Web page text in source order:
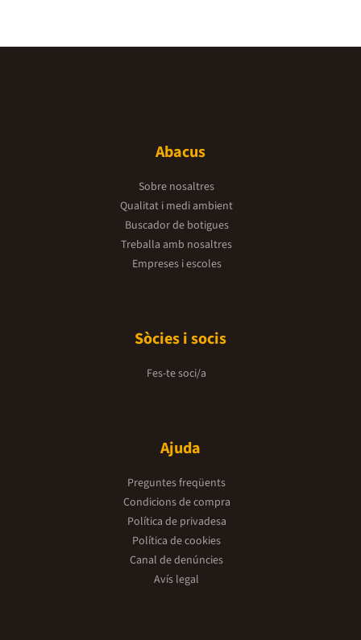
Abacus
Sobre nosaltres
Qualitat i medi ambient
Buscador de botigues
Treballa amb nosaltres
Empreses i escoles
Sòcies i socis
Fes-te soci/a
Ajuda
Preguntes freqüents
Condicions de compra
Política de privadesa
Política de cookies
Canal de denúncies
Avís legal